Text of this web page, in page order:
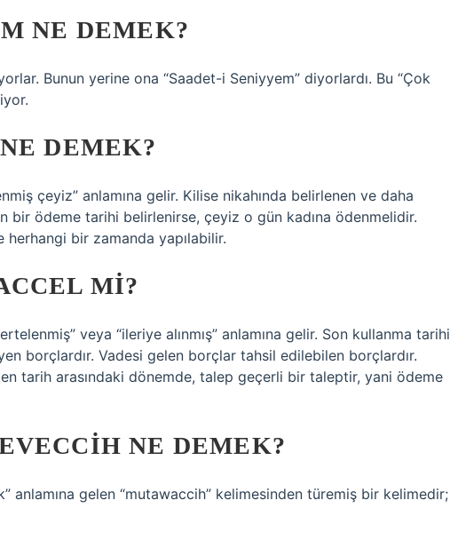
NE DEMEK?
Bunun yerine ona “Saadet-i Seniyyem” diyorlardı. Bu “Çok
DEMEK?
çeyiz” anlamına gelir. Kilise nikahında belirlenen ve daha
bir ödeme tarihi belirlenirse, çeyiz o gün kadına ödenmelidir.
bir zamanda yapılabilir.
MI?
veya “ileriye alınmış” anlamına gelir. Son kullanma tarihi
borçlardır. Vadesi gelen borçlar tahsil edilebilen borçlardır.
tarih arasındaki dönemde, talep geçerli bir taleptir, yani ödeme
NE DEMEK?
anlamına gelen “mutawaccih” kelimesinden türemiş bir kelimedir;